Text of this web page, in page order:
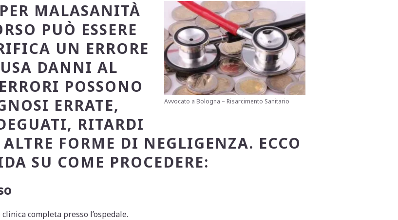
Avvocato a Bologna – Risarcimento Sanitario
MALASANITÀ
PUÒ ESSERE
UN ERRORE
DANNI AL
POSSONO
ERRATE,
RITARDI
ALTRE FORME DI NEGLIGENZA. ECCO
SU COME PROCEDERE:
completa presso l’ospedale.